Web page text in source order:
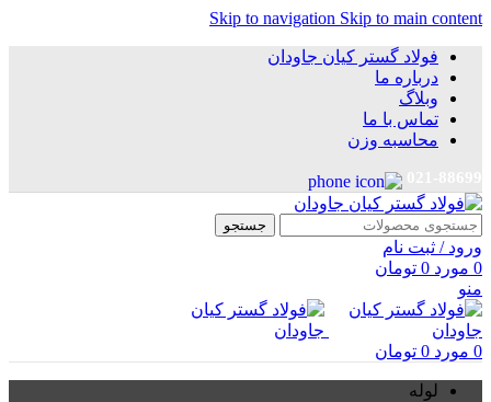
Skip to navigation Skip to main content
فولاد گستر کیان جاودان
درباره ما
وبلاگ
تماس با ما
محاسبه وزن
جستجو
ورود / ثبت نام
0 مورد 0 تومان
منو
0 مورد 0 تومان
لوله